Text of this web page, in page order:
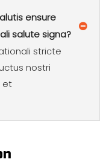
ensure
salute signa?
stricte
nostri
et